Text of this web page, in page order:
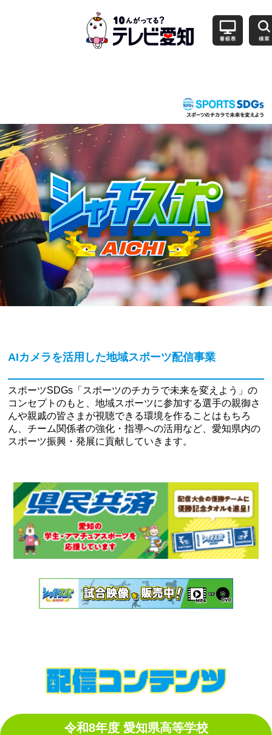
AIカメラを活用した地域スポーツ配信事業
スポーツSDGs「スポーツのチカラで未来を変えよう」の
コンセプトのもと、地域スポーツに参加する選手の親御さ
んや親戚の皆さまが視聴できる環境を作ることはもちろ
ん、チーム関係者の強化・指導への活用など、愛知県内の
スポーツ振興・発展に貢献していきます。
令和8年度 愛知県高等学校